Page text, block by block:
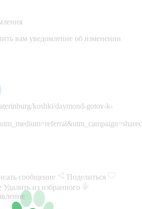
вам уведомление об изменении
koshki/daymond-gotov-k-
сообщение
Поделиться
Удалить из избранного